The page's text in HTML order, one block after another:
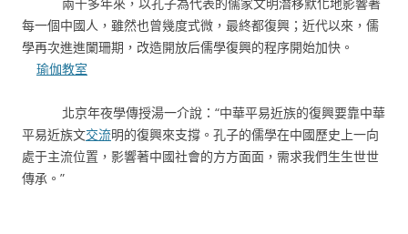
每一個中國人，雖然也曾幾度式微，最終都復興；近代以來，儒
學再次進進闌珊期，改造開放后儒學復興的程序開始加快。
瑜伽教室
北京年夜學傳授湯一介說：“中華平易近族的復興要靠中華
平易近族文交流明的復興來支撐。孔子的儒學在中國歷史上一向
處于主流位置，影響著中國社會的方方面面，需求我們生生世世
傳承。”